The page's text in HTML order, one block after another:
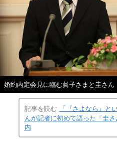
婚約内定会見に臨む眞子さまと圭さ
記事を読む
「『さよなら』と
んが記者に初めて語った「圭
内